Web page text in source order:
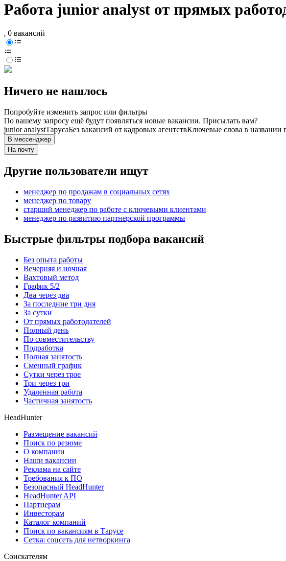
Работа junior analyst от прямых
, 0 вакансий
Ничего не нашлось
Попробуйте изменить запрос или фильтры
По вашему запросу ещё будут появляться новые вакансии. Присылать вам?
junior analystТарусаБез вакансий от кадровых агентствКлючевые слова в названии
В мессенджер
На почту
Другие пользователи ищут
менеджер по продажам в социальных сетях
менеджер по товару
старший менеджер по работе с ключевыми клиентами
менеджер по развитию партнерской программы
Быстрые фильтры подбора вакансий
Без опыта работы
Вечерняя и ночная
Вахтовый метод
График 5/2
Два через два
За последние три дня
За сутки
От прямых работодателей
Полный день
По совместительству
Подработка
Полная занятость
Сменный график
Сутки через трое
Три через три
Удаленная работа
Частичная занятость
HeadHunter
Размещение вакансий
Поиск по резюме
О компании
Наши вакансии
Реклама на сайте
Требования к ПО
Безопасный HeadHunter
HeadHunter API
Партнерам
Инвесторам
Каталог компаний
Поиск по вакансиям в Тарусе
Сетка: соцсеть для нетворкинга
Соискателям